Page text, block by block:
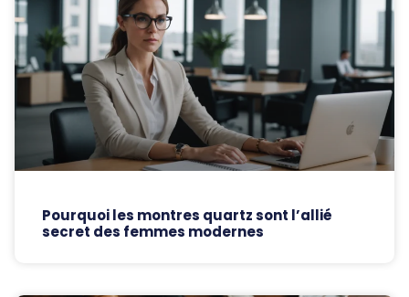
Pourquoi les montres quartz sont l’allié
secret des femmes modernes